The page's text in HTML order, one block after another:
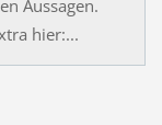
Aussagen.
hier:...